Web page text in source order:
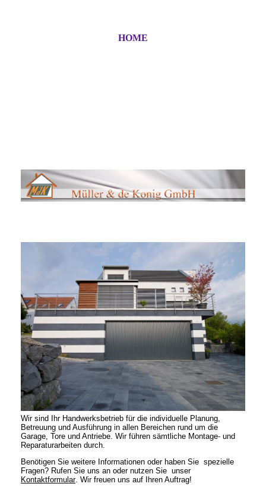
HOME
Wir sind Ihr Handwerksbetrieb für die individuelle Planung,
Betreuung und Ausführung in allen Bereichen rund um die
Garage, Tore und Antriebe. Wir führen sämtliche Montage- und
Reparaturarbeiten durch.
Benötigen Sie weitere Informationen oder haben Sie spezielle
Fragen? Rufen Sie uns an oder nutzen Sie unser
Kontaktformular. Wir freuen uns auf Ihren Auftrag!